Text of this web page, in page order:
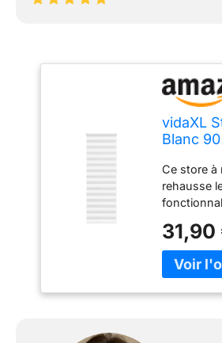
vidaXL
Blanc
85,9 cm
Ce store à
rehausse
et
nécessite
:】
31,90